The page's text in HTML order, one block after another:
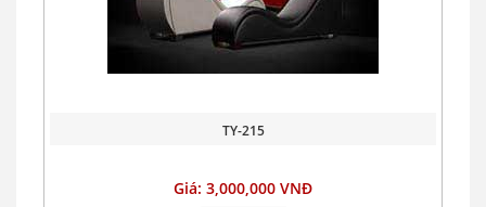
TY-215
Giá: 3,000,000 VNĐ